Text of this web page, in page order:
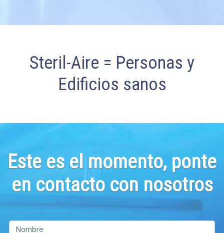
Steril-Aire = Personas y
Edificios sanos
Este es el momento, ponte
en contacto con nosotros